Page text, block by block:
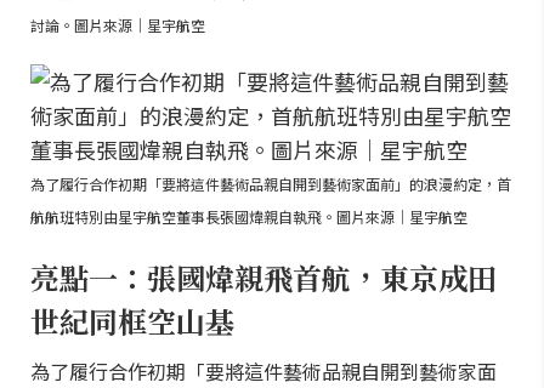
討論。圖片來源｜星宇航空
為了履行合作初期「要將這件藝術品親自開到藝術家面前」的浪漫約定，首
航航班特別由星宇航空董事長張國煒親自執飛。圖片來源｜星宇航空
亮點一：張國煒親飛首航，東京成田
世紀同框空山基
為了履行合作初期「要將這件藝術品親自開到藝術家面